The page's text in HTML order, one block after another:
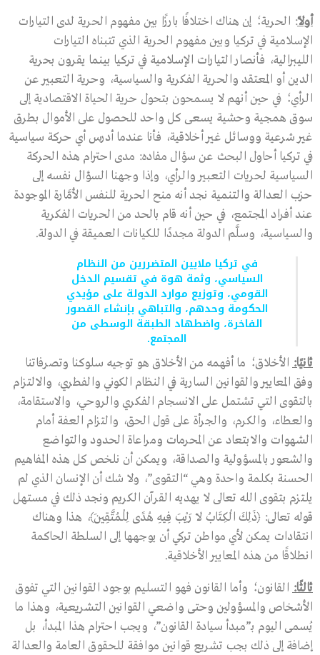
أولًا: الحرية؛ إن هناك اختلافًا بارزًا بين مفهوم الحرية لدى التيارات
الإسلامية في تركيا وبين مفهوم الحرية الذي تتبناه التيارات
الليبرالية، فأنصار التيارات الإسلامية في تركيا بينما يقرون بحرية
الدين أو المعتقد والحرية الفكرية والسياسية، وحرية التعبير عن
الرأي؛ في حين أنهم لا يسمحون بتحول حرية الحياة الاقتصادية إلى
سوق همجية وحشية يسعى كل واحد للحصول على الأموال بطرق
غير شرعية ووسائل غير أخلاقية، فأنا عندما أدرس أي حركة سياسية
في تركيا أحاول البحث عن سؤال مفاده: مدى احترام هذه الحركة
السياسية لحريات التعبير والرأي، وإذا وجهنا السؤال نفسه إلى
حزب العدالة والتنمية نجد أنه منح الحرية للنفس الأمَّارة الموجودة
عند أفراد المجتمع، في حين أنه قام بالحد من الحريات الفكرية
والسياسية، وسلَّم الدولة مجددًا للكيانات العميقة في الدولة.
في تركيا ملايين المتضررين من النظام
السياسي، وثمة هوة في تقسيم الدخل
القومي، وتوزيع موارد الدولة على مؤيدي
الحكومة وحدهم، والتباهي بإنشاء القصور
الفاخرة، واضطهاد الطبقة الوسطى من
المجتمع.
ثانيًا: الأخلاق؛ ما أفهمه من الأخلاق هو توجيه سلوكنا وتصرفاتنا
وفق المعايير والقوانين السارية في النظام الكوني والفطري، والالتزام
بالتقوى التي تشتمل على الانسجام الفكري والروحي، والاستقامة،
والعطاء، والكرم، والجرأة على قول الحق، والتزام العفة أمام
الشهوات والابتعاد عن المحرمات ومراعاة الحدود والتواضع
والشعور بالمسؤولية والصداقة، ويمكن أن نلخص كل هذه المفاهيم
الحسنة بكلمة واحدة وهي “التقوى”، ولا شك أن الإنسان الذي لم
يلتزم بتقوى الله تعالى لا يهديه القرآن الكريم ونجد ذلك في مستهل
قوله تعالى: ﴿ذَلِكَ الْكِتَابُ لاَ رَيْبَ فِيهِ هُدًى لِلْمُتَّقِينَ﴾، هذا وهناك
انتقادات يمكن لأي مواطن تركي أن يوجهها إلى السلطة الحاكمة
انطلاقًا من هذه المعايير الأخلاقية.
ثالثًا: القانون؛ وأما القانون فهو التسليم بوجود القوانين التي تفوق
الأشخاص والمسؤولين وحتى واضعي القوانين التشريعية، وهذا ما
يُسمى اليوم بـ”مبدأ سيادة القانون”، ويجب احترام هذا المبدأ، بل
إضافة إلى ذلك بجب تشريع قوانين موافقة للحقوق العامة والعدالة